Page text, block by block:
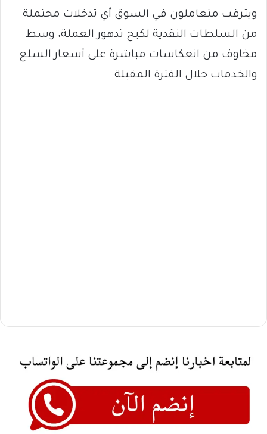
ويترقب متعاملون في السوق أي تدخلات محتملة
من السلطات النقدية لكبح تدهور العملة، وسط
مخاوف من انعكاسات مباشرة على أسعار السلع
والخدمات خلال الفترة المقبلة.